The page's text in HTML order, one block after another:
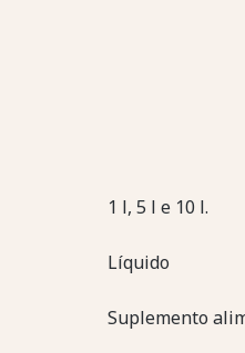
1 l, 5 l e 10 l.
Líquido
Suplemento